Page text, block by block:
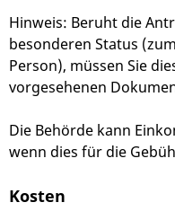
Hinweis: Beruht die
besonderen Status
Person), müssen Sie
vorgesehenen
Die Behörde kann
wenn dies für die
Kosten